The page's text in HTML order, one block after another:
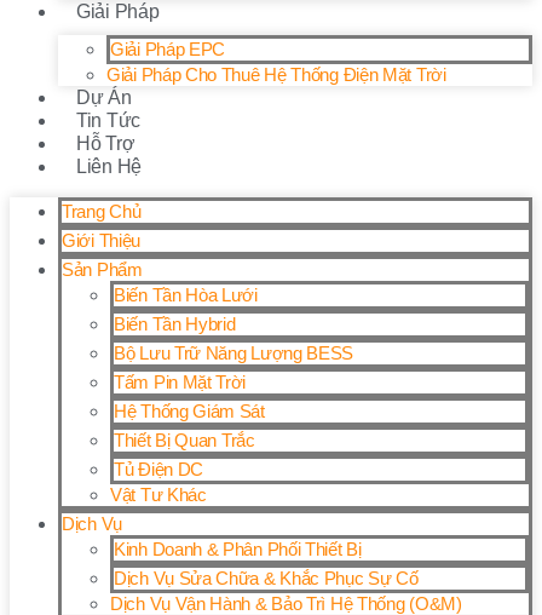
Giải Pháp
Giải Pháp EPC
Giải Pháp Cho Thuê Hệ Thống Điện Mặt Trời
Dự Án
Tin Tức
Hỗ Trợ
Liên Hệ
Trang Chủ
Giới Thiệu
Sản Phẩm
Biến Tần Hòa Lưới
Biến Tần Hybrid
Bộ Lưu Trữ Năng Lượng BESS
Tấm Pin Mặt Trời
Hệ Thống Giám Sát
Thiết Bị Quan Trắc
Tủ Điện DC
Vật Tư Khác
Dịch Vụ
Kinh Doanh & Phân Phối Thiết Bị
Dịch Vụ Sửa Chữa & Khắc Phục Sự Cố
Dịch Vụ Vận Hành & Bảo Trì Hệ Thống (O&M)